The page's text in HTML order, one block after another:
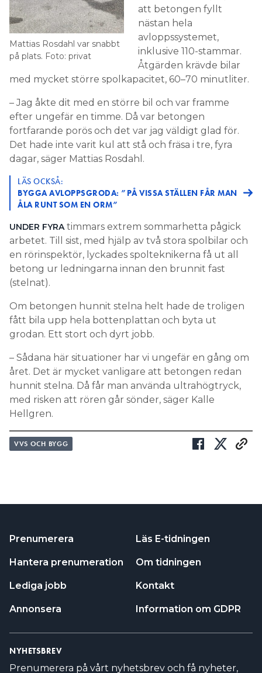
Mattias Rosdahl var snabbt
på plats. Foto: privat
att betongen fyllt
nästan hela
avloppssystemet,
inklusive 110-stammar.
Åtgärden krävde bilar
med mycket större spolkapacitet, 60–70 minutliter.
– Jag åkte dit med en större bil och var framme
efter ungefär en timme. Då var betongen
fortfarande porös och det var jag väldigt glad för.
Det hade inte varit kul att stå och fräsa i tre, fyra
dagar, säger Mattias Rosdahl.
LÄS OCKSÅ:
BYGGA AVLOPPSGRODA: ”PÅ VISSA STÄLLEN FÅR MAN
ÅLA RUNT SOM EN ORM”
UNDER FYRAtimmars extrem sommarhetta pågick
arbetet. Till sist, med hjälp av två stora spolbilar och
en rörinspektör, lyckades spolteknikerna få ut all
betong ur ledningarna innan den brunnit fast
(stelnat).
Om betongen hunnit stelna helt hade de troligen
fått bila upp hela bottenplattan och byta ut
grodan. Ett stort och dyrt jobb.
– Sådana här situationer har vi ungefär en gång om
året. Det är mycket vanligare att betongen redan
hunnit stelna. Då får man använda ultrahögtryck,
med risken att rören går sönder, säger Kalle
Hellgren.
VVS OCH BYGG
Prenumerera
Hantera prenumeration
Lediga jobb
Annonsera
Läs E-tidningen
Om tidningen
Kontakt
Information om GDPR
NYHETSBREV
Prenumerera på vårt nyhetsbrev och få nyheter,